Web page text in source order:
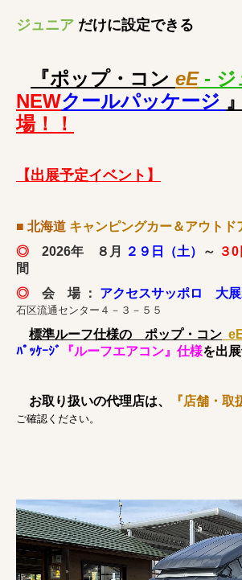
ジュニア だけに設定できる
『ポップ・コン eE- ジ
NEWクールパッケージ
場！！
【出展予定イベント】
■ 北海道 キャンピングカー＆アウトド
◎ 2026年 ８月 ２９日（土） ～ ３0
間
◎ 会 場 ： アクセスサッポロ
石区流通センター４－３－５５
標準ルーフ仕様の ポップ・コン
ﾊﾟｯｹｰｼﾞ
『ルーフエアコン』仕様を出
お取り扱いの代理店は、 『店舗・取
ご確認ください。